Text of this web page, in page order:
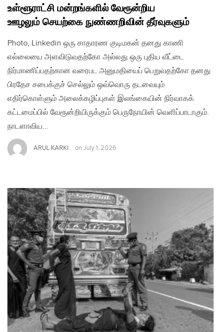
உள்ளூராட்சி மன்றங்களில் வேரூன்றிய
ஊழலும் செயற்கை நுண்ணறிவின் தீர்வுகளும்
Photo, Linkedin ஒரு சாதாரண குடிமகன் தனது காணி
எல்லையை அளவிடுவதற்கோ அல்லது ஒரு புதிய வீட்டை
நிர்மாணிப்பதற்கான வரைபட அனுமதியைப் பெறுவதற்கோ தனது
பிரதேச சபைக்குச் செல்லும் ஒவ்வொரு தடவையும்
எதிர்கொள்ளும் அலைக்கழிப்புகள் இலங்கையின் நிர்வாகக்
கட்டமைப்பில் வேரூன்றியிருக்கும் பெருநோயின் வெளிப்பாடாகும்.
நாடளாவிய…
ARUL KARKI on July 1, 2026